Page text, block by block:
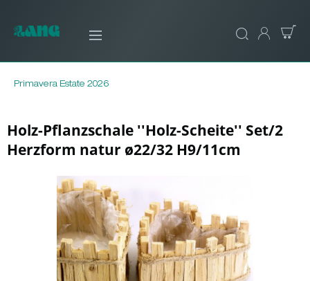
Primavera Estate 2026
Holz-Pflanzschale ''Holz-Scheite'' Set/2
Herzform natur ø22/32 H9/11cm